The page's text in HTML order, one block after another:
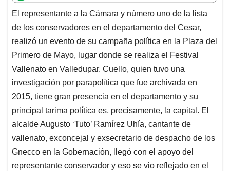
t
s
A
p
p
e
b
o
o
k
k
e
d
I
n
i
l
e
a
d
s
El representante a la Cámara y número uno de la lista
de los conservadores en el departamento del Cesar,
realizó un evento de su campaña política en la Plaza del
Primero de Mayo, lugar donde se realiza el Festival
Vallenato en Valledupar. Cuello, quien tuvo una
investigación por parapolítica que fue archivada en
2015, tiene gran presencia en el departamento y su
principal tarima política es, precisamente, la capital. El
alcalde Augusto ‘Tuto’ Ramírez Uhía, cantante de
vallenato, exconcejal y exsecretario de despacho de los
Gnecco en la Gobernación, llegó con el apoyo del
representante conservador y eso se vio reflejado en el